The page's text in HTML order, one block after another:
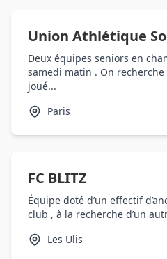
Union Athlétique
Deux équipes seniors en
samedi matin . On
joué...
Paris
FC BLITZ
Équipe doté d’un effectif
club , à la recherche d’un
Les Ulis